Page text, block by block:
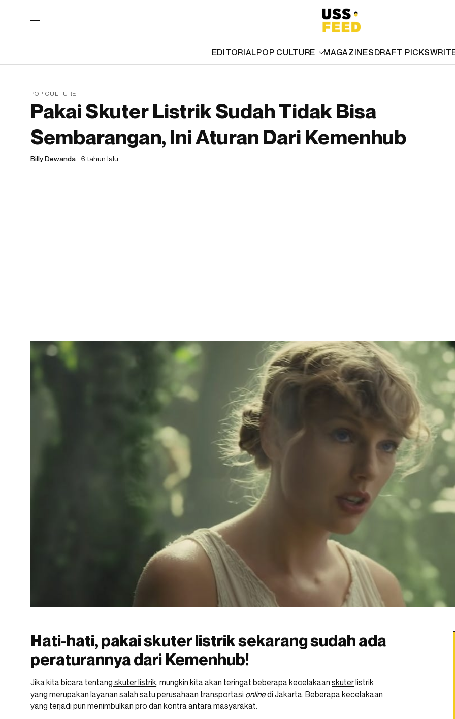
EDITORIALPOP CULTURE MAGAZINESDRAFT PICKS
POP CULTURE
Pakai Skuter Listrik Sudah Tidak Bisa
Sembarangan, Ini Aturan Dari Kemenhub
Billy Dewanda 6 tahun lalu
Hati-hati, pakai skuter listrik sekarang sudah ada
peraturannya dari Kemenhub!
Jika kita bicara tentang skuter listrik, mungkin kita akan teringat beberapa kecelakaan skuterlistrik
yang merupakan layanan salah satu perusahaan transportasi onlinedi Jakarta. Beberapa kecelakaan
yang terjadi pun menimbulkan pro dan kontra antara masyarakat.